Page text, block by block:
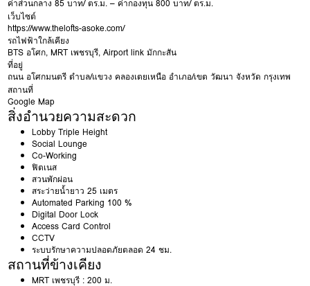
ค่าส่วนกลาง 85 บาท/ ตร.ม. – ค่ากองทุน 800 บาท/ ตร.ม.
เว็บไซต์
https://www.thelofts-asoke.com/
รถไฟฟ้าใกล้เคียง
BTS อโศก,MRT เพชรบุรี,Airport link มักกะสัน
ที่อยู่
ถนน อโศกมนตรี ตำบล/แขวง คลองเตยเหนือ อำเภอ/เขตวัฒนา จังหวัด กรุงเทพ
สถานที่
Google Map
สิ่งอำนวยความสะดวก
Lobby Triple Height
Social Lounge
Co-Working
ฟิตเนส
สวนพักผ่อน
สระว่ายน้ำยาว 25 เมตร
Automated Parking 100 %
Digital Door Lock
Access Card Control
CCTV
ระบบรักษาความปลอดภัยตลอด 24 ชม.
สถานที่ข้างเคียง
MRT เพชรบุรี : 200 ม.